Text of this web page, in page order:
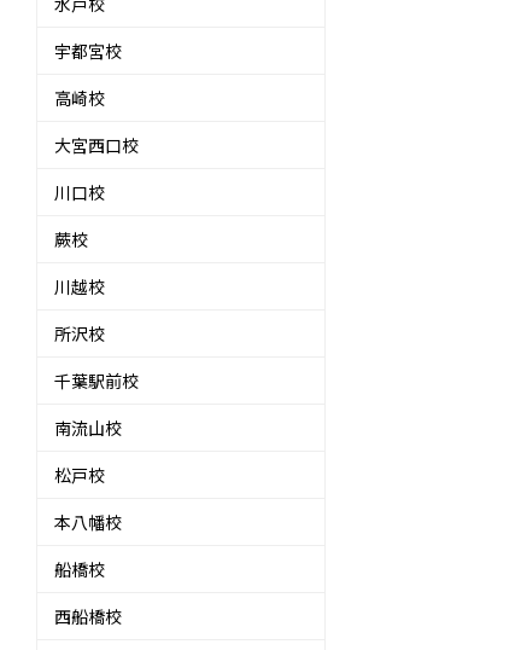
宇都宮校
高崎校
大宮西口校
川口校
蕨校
川越校
所沢校
千葉駅前校
南流山校
松戸校
本八幡校
船橋校
西船橋校